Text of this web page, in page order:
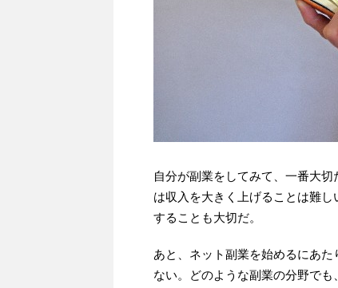
自分が副業をしてみて、一番大
は収入を大きく上げることは難
することも大切だ。
あと、ネット副業を始めるにあ
ない。どのような副業の分野で